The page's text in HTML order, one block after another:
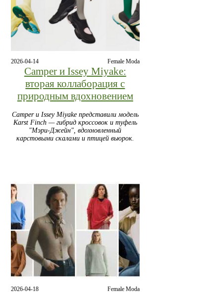
2026-04-14 Female Moda
Camper и Issey Miyake:
вторая коллаборация с
природным вдохновением
Camper и Issey Miyake представили модель
Karst Finch — гибрид кроссовок и туфель
"Мэри-Джейн", вдохновленный
карстовыми скалами и птицей вьюрок.
2026-04-18 Female Moda